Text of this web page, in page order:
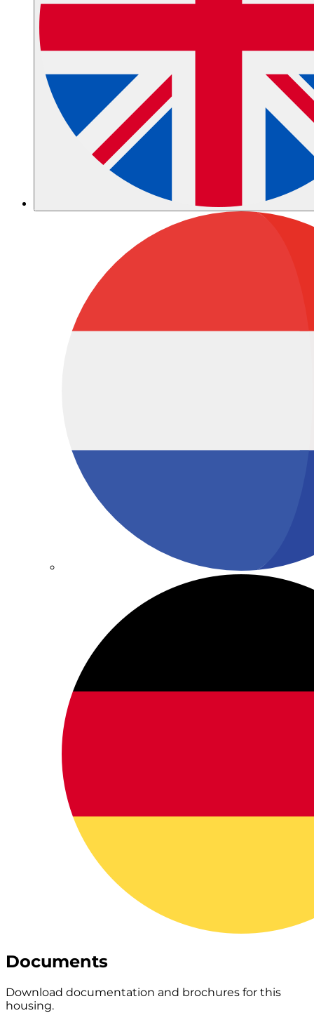
Documents
Download documentation and brochures for this
housing.